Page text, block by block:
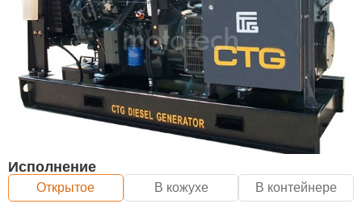
Исполнение
Открытое В кожухе В контейнере